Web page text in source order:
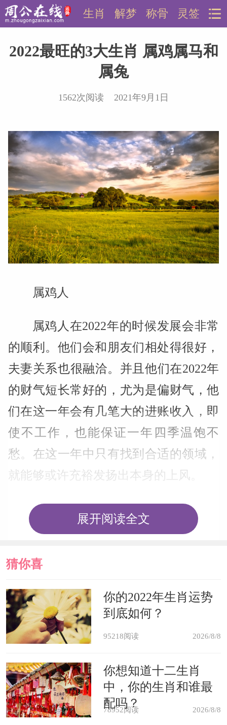
灵签
称骨
解梦
生肖
2022最旺的3大生肖 属鸡属马和
属兔
1562次阅读 2021年9月1日
属鸡人
属鸡人在2022年的时候发展会非常
的顺利。他们会和朋友们相处得很好，
夫妻关系也很融洽。并且他们在2022年
的财气短长常好的，尤为是偏财气，他
们在这一年会有几笔大的进账收入，即
使不工作，也能保证一年四季温饱不
愁。在这一年中只有找到合适的领域，
就能够或许充裕发扬出本身的上风。
属兔人
肖兔聪明智慧，为人富有创造力，只要
的平台，那么就能够充分发挥出自身的
优势。2022年属兔人有贵人的帮助，事
睦，不管单身还是已婚者感情都很稳
定。
展开阅读全文
猜你喜
欢
你的2022年生肖运势
到底如何？
95218阅读 2026/8/8
你想知道十二生肖
中，你的生肖和谁最
配吗？
78952阅读 2026/8/8